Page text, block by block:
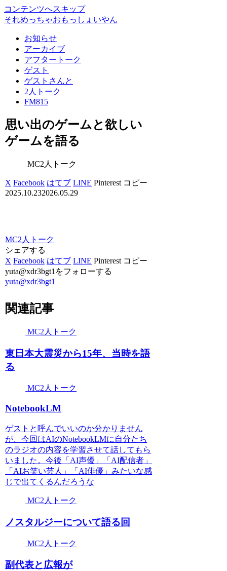
コンテンツへスキップ
それめっちゃおもっしょいやん
お知らせ
アーカイブ
アフタートーク
ゲスト
ゲストさんと
2人トーク
FM815
思い出のゲームと欲しい
ゲームを語る
MC2人トーク
X Facebook はてブ LINE Pinterest コピー
2025.10.232026.05.29
MC2人トーク
シェアする
X Facebook はてブ LINE Pinterest コピー
yuta@xdr3bgt1をフォローする
yuta@xdr3bgt1
関連記事
MC2人トーク
東日本大震災から15年、当時を語
る
MC2人トーク
NotebookLM
ゲストと呼んでいいのか分かりません
が、今回はAIのNotebookLMに自分たち
のラジオの内容を学習させて話してもら
いました。今後「AI声優」「AI配信者」
「AIお笑い芸人」「AI俳優」みたいな感
じで出てくるんだろうな
MC2人トーク
ノスタルジーについて語る回
MC2人トーク
副代表と広報が